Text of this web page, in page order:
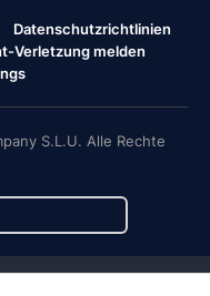
Datenschutzrichtlinien
Verletzung melden
S.L.U. Alle Rechte